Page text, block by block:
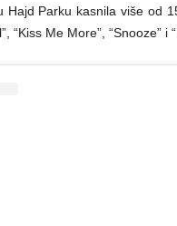
Hajd Parku kasnila više od
“Kiss Me More”, “Snooze” i